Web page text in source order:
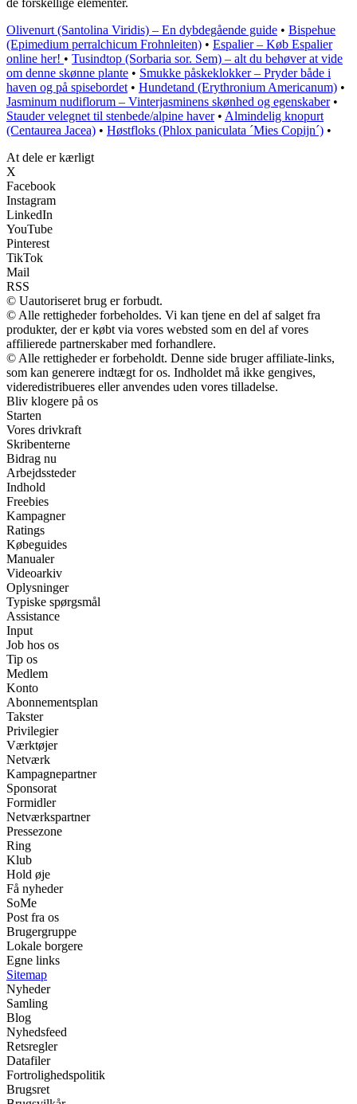
Olivenurt (Santolina Viridis) – En dybdegående guide • Bispehue
(Epimedium perralchicum Frohnleiten) • Espalier – Køb Espalier
online her! • Tusindtop (Sorbaria sor. Sem) – alt du behøver at vide
om denne skønne plante • Smukke påskeklokker – Pryder både i
haven og på spisebordet • Hundetand (Erythronium Americanum) •
Jasminum nudiflorum – Vinterjasminens skønhed og egenskaber•
Stauder velegnet til stenbede/alpine haver• Almindelig knopurt
(Centaurea Jacea) • Høstfloks (Phlox paniculata ´Mies Copijn´) •
At dele er kærligt
X
Facebook
Instagram
LinkedIn
YouTube
Pinterest
TikTok
Mail
RSS
© Uautoriseret brug er forbudt.
© Alle rettigheder forbeholdes. Vi kan tjene en del af salget fra
produkter, der er købt via vores websted som en del af vores
affilierede partnerskaber med forhandlere.
© Alle rettigheder er forbeholdt. Denne side bruger affiliate-links,
som kan generere indtægt for os. Indholdet må ikke gengives,
videredistribueres eller anvendes uden vores tilladelse.
Bliv klogere på os
Starten
Vores drivkraft
Skribenterne
Bidrag nu
Arbejdssteder
Indhold
Freebies
Kampagner
Ratings
Købeguides
Manualer
Videoarkiv
Oplysninger
Typiske spørgsmål
Assistance
Input
Job hos os
Tip os
Medlem
Konto
Abonnementsplan
Takster
Privilegier
Værktøjer
Netværk
Kampagnepartner
Sponsorat
Formidler
Netværkspartner
Pressezone
Ring
Klub
Hold øje
Få nyheder
SoMe
Post fra os
Brugergruppe
Lokale borgere
Egne links
Sitemap
Nyheder
Samling
Blog
Nyhedsfeed
Retsregler
Datafiler
Fortrolighedspolitik
Brugsret